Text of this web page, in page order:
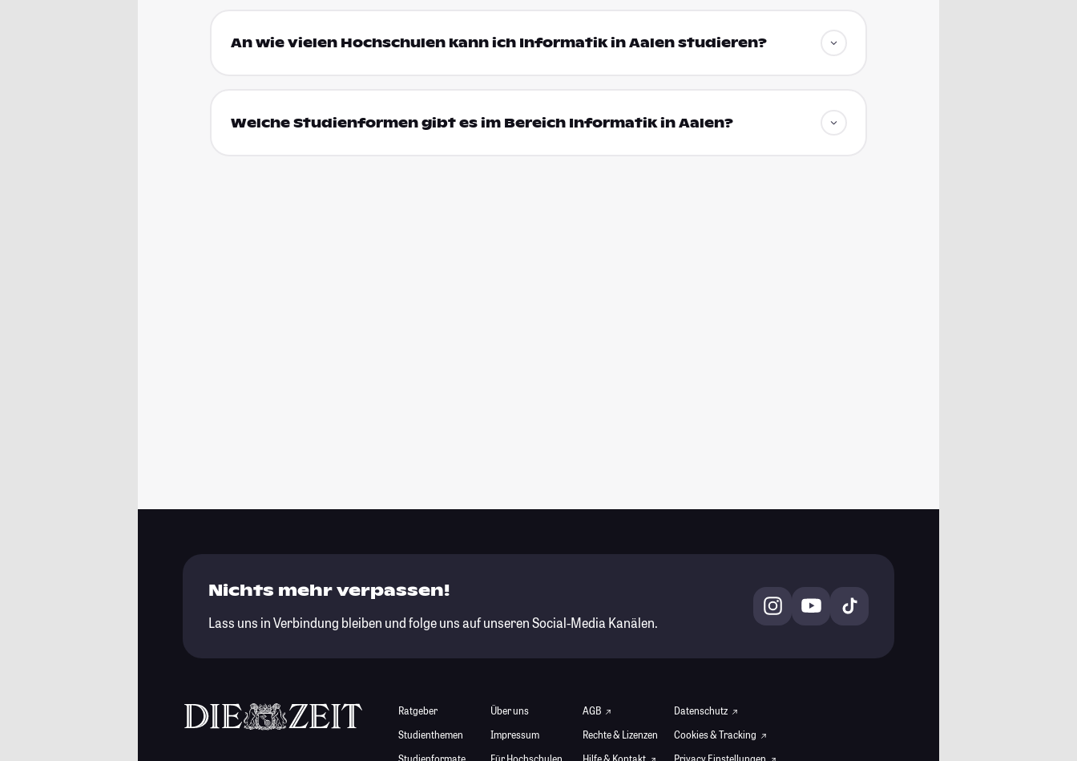
An wie vielen Hochschulen kann ich Informatik in Aalen studieren?
Welche Studienformen gibt es im Bereich Informatik in Aalen?
Nichts mehr verpassen!
Lass uns in Verbindung bleiben und folge uns auf unseren Social-Media Kanälen.
Ratgeber
Studienthemen
Studienformate
Über uns
Impressum
Für Hochschulen
AGB
Rechte & Lizenzen
Hilfe & Kontakt
Datenschutz
Cookies & Tracking
Privacy Einstellungen